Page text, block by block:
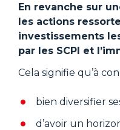
En revanche sur
les actions
investissements
par les SCPI et
Cela signifie qu’à
bien diversifier
d’avoir un